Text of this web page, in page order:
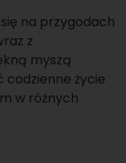
na przygodach
z
myszą
codzienne życie
w różnych